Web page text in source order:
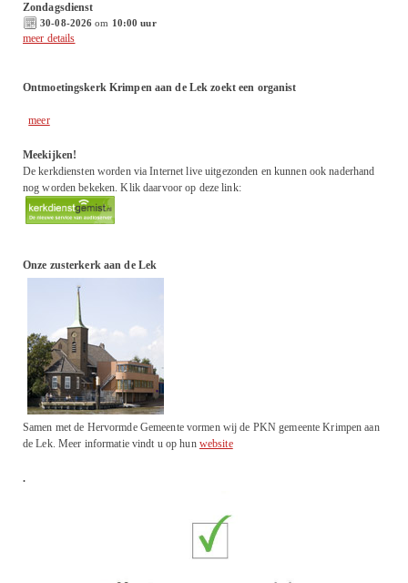
Zondagsdienst
30-08-2026 om 10:00 uur
meer details
Ontmoetingskerk Krimpen aan de Lek zoekt een organist
meer
Meekijken!
De kerkdiensten worden via Internet live uitgezonden en kunnen ook naderhand
nog worden bekeken. Klik daarvoor op deze link:
Onze zusterkerk aan de Lek
Samen met de Hervormde Gemeente vormen wij de PKN gemeente Krimpen aan
de Lek. Meer informatie vindt u op hun website
.